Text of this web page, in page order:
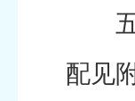
五
配见